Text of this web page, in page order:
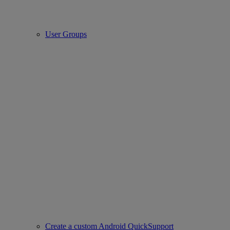
User Groups
Create a custom Android QuickSupport